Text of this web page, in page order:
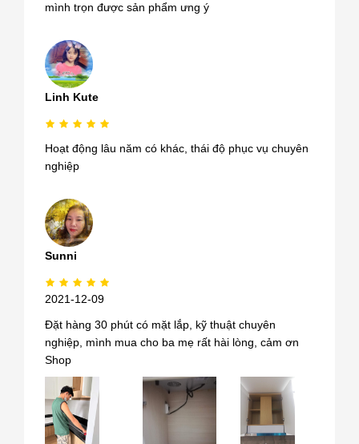
mình trọn được sản phẩm ưng ý
Linh Kute
Hoạt động lâu năm có khác, thái độ phục vụ chuyên
nghiệp
Sunni
2021-12-09
Đặt hàng 30 phút có mặt lắp, kỹ thuật chuyên
nghiệp, mình mua cho ba mẹ rất hài lòng, cảm ơn
Shop